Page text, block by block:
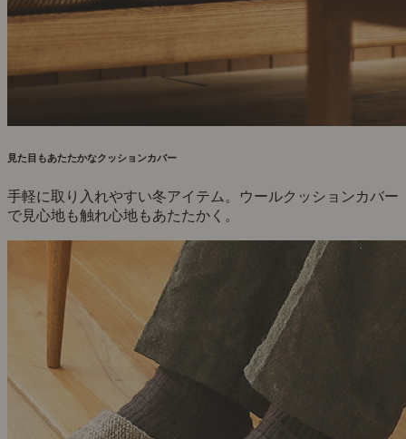
見た目もあたたかなクッションカバー
手軽に取り入れやすい冬アイテム。ウールクッションカバー
で見心地も触れ心地もあたたかく。